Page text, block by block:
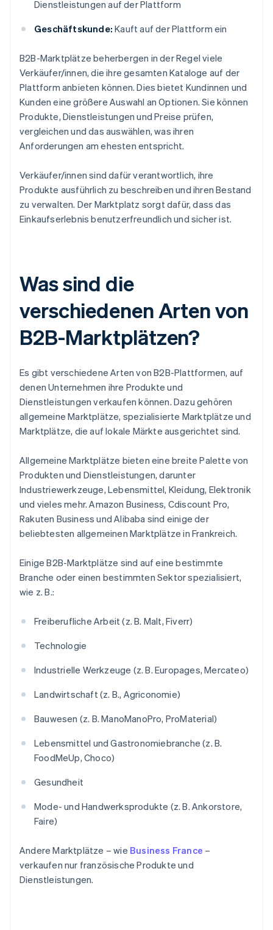
Dienstleistungen auf der Plattform
Geschäftskunde: Kauft auf der Plattform ein
B2B-Marktplätze beherbergen in der Regel viele
Verkäufer/innen, die ihre gesamten Kataloge auf der
Plattform anbieten können. Dies bietet Kundinnen und
Kunden eine größere Auswahl an Optionen. Sie können
Produkte, Dienstleistungen und Preise prüfen,
vergleichen und das auswählen, was ihren
Anforderungen am ehesten entspricht.
Verkäufer/innen sind dafür verantwortlich, ihre
Produkte ausführlich zu beschreiben und ihren Bestand
zu verwalten. Der Marktplatz sorgt dafür, dass das
Einkaufserlebnis benutzerfreundlich und sicher ist.
Was sind die
verschiedenen Arten von
B2B-Marktplätzen?
Es gibt verschiedene Arten von B2B-Plattformen, auf
denen Unternehmen ihre Produkte und
Dienstleistungen verkaufen können. Dazu gehören
allgemeine Marktplätze, spezialisierte Marktplätze und
Marktplätze, die auf lokale Märkte ausgerichtet sind.
Allgemeine Marktplätze bieten eine breite Palette von
Produkten und Dienstleistungen, darunter
Industriewerkzeuge, Lebensmittel, Kleidung, Elektronik
und vieles mehr. Amazon Business, Cdiscount Pro,
Rakuten Business und Alibaba sind einige der
beliebtesten allgemeinen Marktplätze in Frankreich.
Einige B2B-Marktplätze sind auf eine bestimmte
Branche oder einen bestimmten Sektor spezialisiert,
wie z. B.:
Freiberufliche Arbeit (z. B. Malt, Fiverr)
Technologie
Industrielle Werkzeuge (z. B. Europages, Mercateo)
Landwirtschaft (z. B., Agriconomie)
Bauwesen (z. B. ManoManoPro, ProMaterial)
Lebensmittel und Gastronomiebranche (z. B.
FoodMeUp, Choco)
Gesundheit
Mode- und Handwerksprodukte (z. B. Ankorstore,
Faire)
Andere Marktplätze – wie Business France –
verkaufen nur französische Produkte und
Dienstleistungen.